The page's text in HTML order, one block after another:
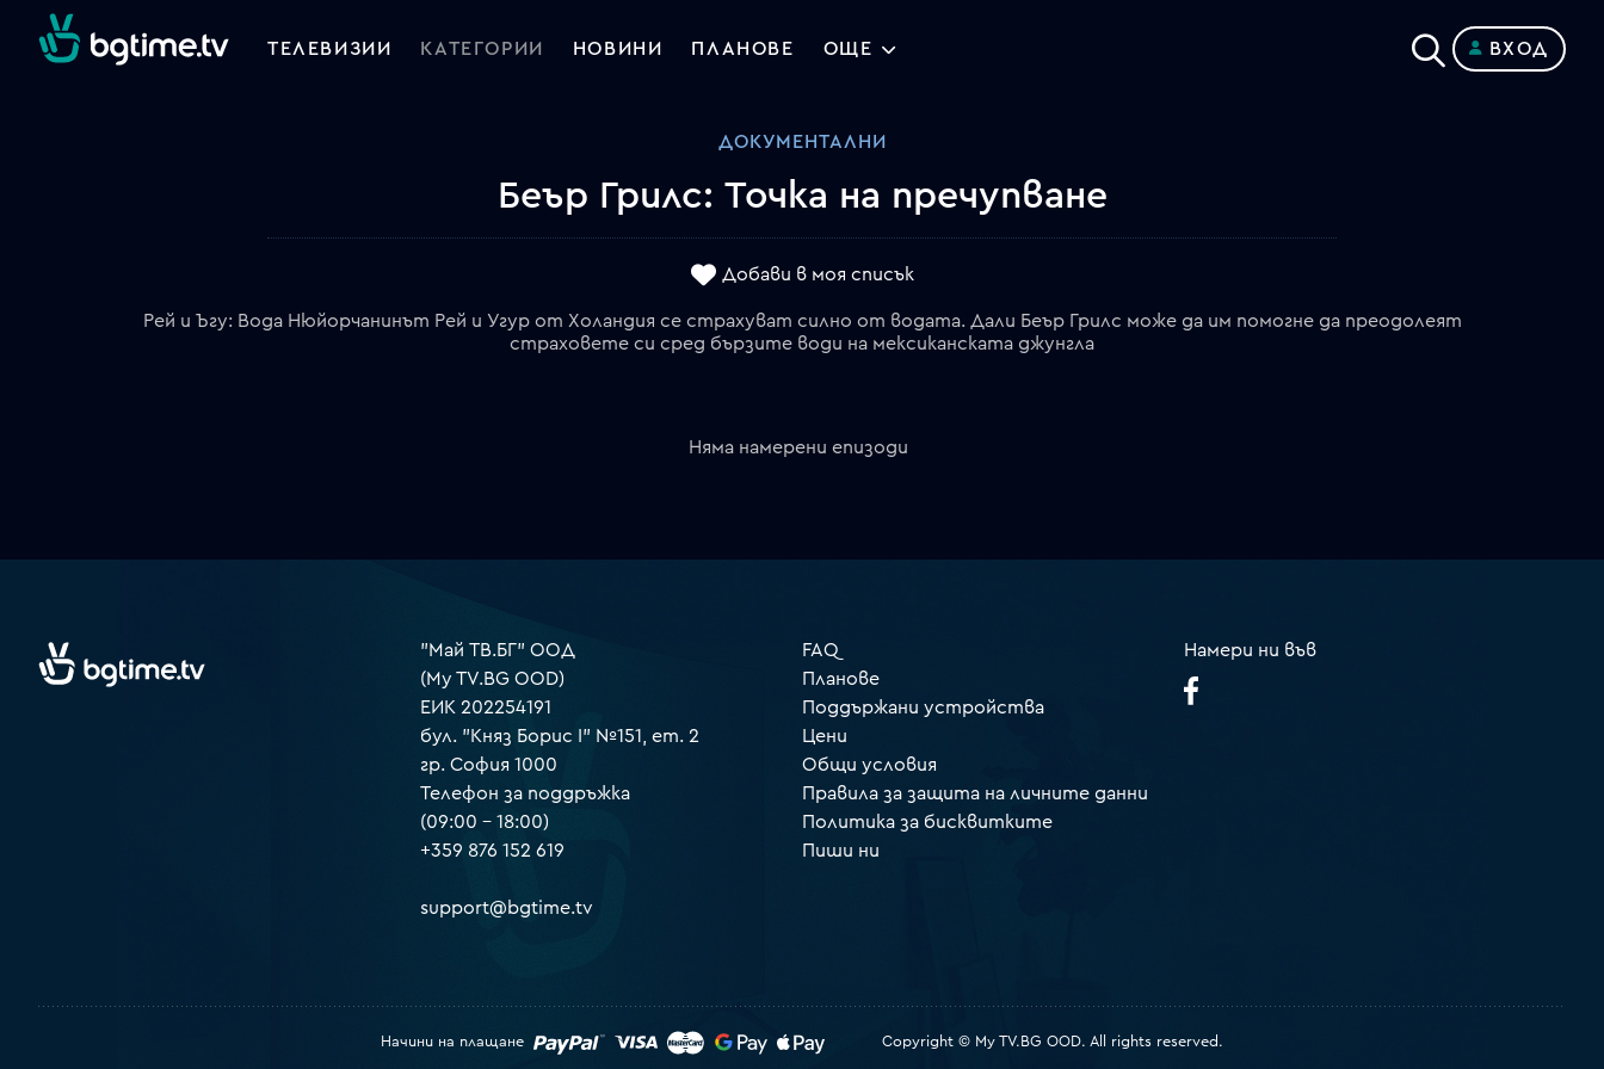
ТЕЛЕВИЗИИ КАТЕГОРИИ НОВИНИ ПЛАНОВЕ ОЩЕ ВХОД
ДОКУМЕНТАЛНИ
Беър Грилс: Точка на пречупване
Добави в моя списък
Рей и Ъгу: Вода Нюйорчанинът Рей и Угур от Холандия се страхуват силно от водата. Дали Беър Грилс може да им помогне да преодолеят
страховете си сред бързите води на мексиканската джунгла
Няма намерени епизоди
"Май ТВ.БГ" ООД
(My TV.BG OOD)
ЕИК 202254191
бул. "Княз Борис I" №151, ет. 2
гр. София 1000
Телефон за поддръжка
(09:00 – 18:00)
+359 876 152 619
support@bgtime.tv
FAQ
Планове
Поддържани устройства
Цени
Общи условия
Правила за защита на личните данни
Политика за бисквитките
Пиши ни
Намери ни във
Начини на плащане Copyright © My TV.BG OOD. All rights reserved.